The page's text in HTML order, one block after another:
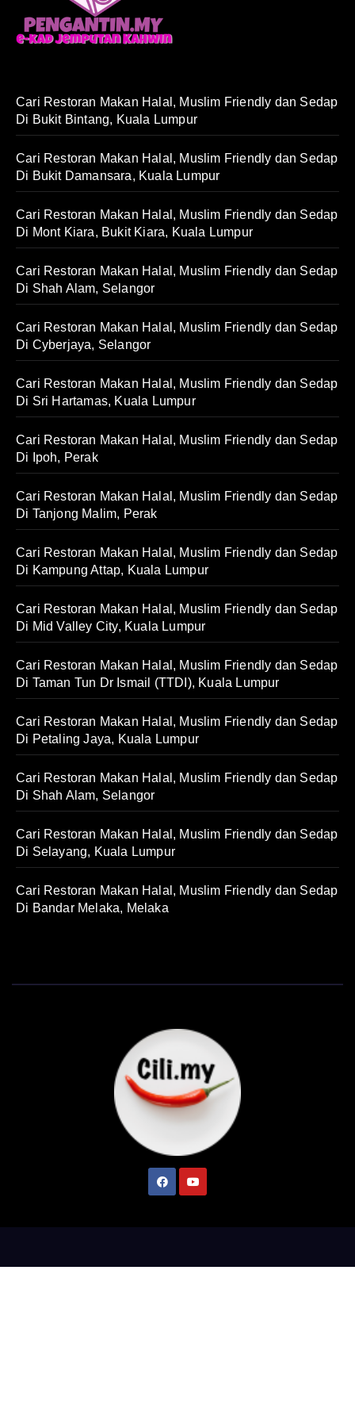
Cari Restoran Makan Halal, Muslim Friendly dan Sedap
Di Bukit Bintang, Kuala Lumpur
Cari Restoran Makan Halal, Muslim Friendly dan Sedap
Di Bukit Damansara, Kuala Lumpur
Cari Restoran Makan Halal, Muslim Friendly dan Sedap
Di Mont Kiara, Bukit Kiara, Kuala Lumpur
Cari Restoran Makan Halal, Muslim Friendly dan Sedap
Di Shah Alam, Selangor
Cari Restoran Makan Halal, Muslim Friendly dan Sedap
Di Cyberjaya, Selangor
Cari Restoran Makan Halal, Muslim Friendly dan Sedap
Di Sri Hartamas, Kuala Lumpur
Cari Restoran Makan Halal, Muslim Friendly dan Sedap
Di Ipoh, Perak
Cari Restoran Makan Halal, Muslim Friendly dan Sedap
Di Tanjong Malim, Perak
Cari Restoran Makan Halal, Muslim Friendly dan Sedap
Di Kampung Attap, Kuala Lumpur
Cari Restoran Makan Halal, Muslim Friendly dan Sedap
Di Mid Valley City, Kuala Lumpur
Cari Restoran Makan Halal, Muslim Friendly dan Sedap
Di Taman Tun Dr Ismail (TTDI), Kuala Lumpur
Cari Restoran Makan Halal, Muslim Friendly dan Sedap
Di Petaling Jaya, Kuala Lumpur
Cari Restoran Makan Halal, Muslim Friendly dan Sedap
Di Shah Alam, Selangor
Cari Restoran Makan Halal, Muslim Friendly dan Sedap
Di Selayang, Kuala Lumpur
Cari Restoran Makan Halal, Muslim Friendly dan Sedap
Di Bandar Melaka, Melaka